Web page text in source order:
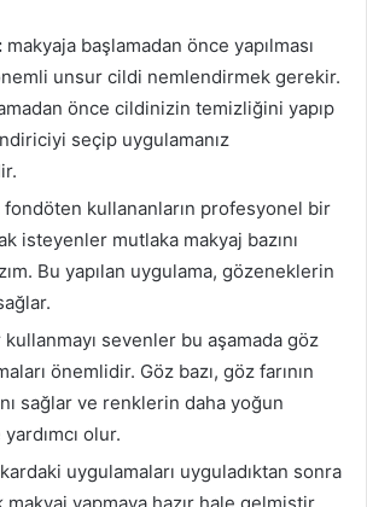
makyaja başlamadan önce yapılması
unsur cildi nemlendirmek gerekir.
önce cildinizin temizliğini yapıp
seçip uygulamanız
fondöten kullananların profesyonel bir
isteyenler mutlaka makyaj bazını
Bu yapılan uygulama, gözeneklerin
kullanmayı sevenler bu aşamada göz
önemlidir. Göz bazı, göz farının
sağlar ve renklerin daha yoğun
olur.
uygulamaları uyguladıktan sonra